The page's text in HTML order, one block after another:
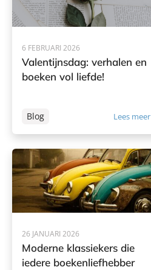
6 FEBRUARI 2026
Valentijnsdag: verhalen en
boeken vol liefde!
Blog Lees meer
26 JANUARI 2026
Moderne klassiekers die
iedere boekenliefhebber